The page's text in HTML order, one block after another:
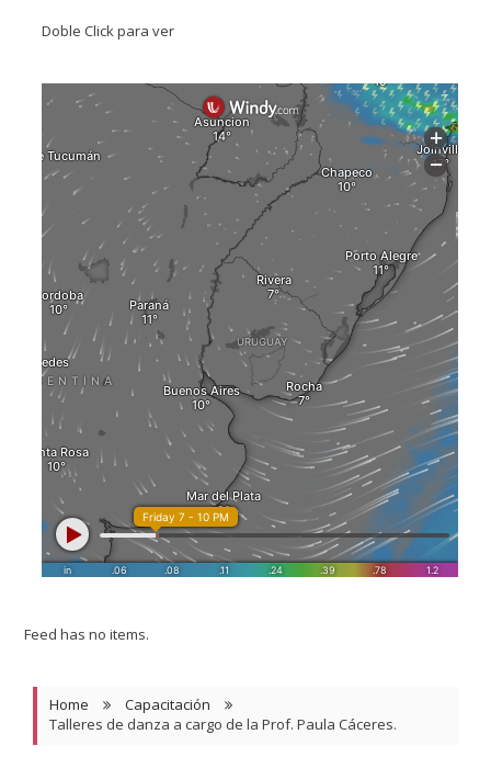
Doble Click para ver
Feed has no items.
Home
Capacitación
Talleres de danza a cargo de la Prof. Paula Cáceres.